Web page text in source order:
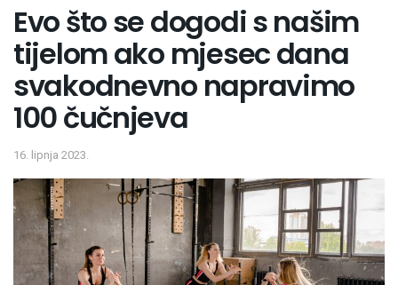
Evo što se dogodi s našim
tijelom ako mjesec dana
svakodnevno napravimo
100 čučnjeva
16. lipnja 2023.